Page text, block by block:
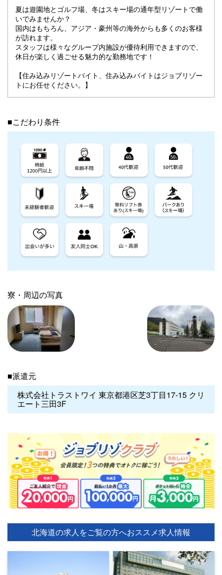
夏は遊園地とゴルフ場、冬はスキー場の通年型リゾートで働
いでみませんか？
国内はもちろん、アジア・豪州等の海外からも多くのお客様
が訪れます。
スタッフは様々なグループ内施設が優待利用できますので、
休日が楽しく過ごせる魅力的な勤務地です！
【住み込みリゾートバイト、住み込みバイトはジョブリゾー
トにお任せください。】
■こだわり条件
寮・周辺の写真
■派遣元
株式会社トラストワイ 東京都港区芝3丁目17-15 クリ
エート三田3F
北海道の求人をご覧の方へおススメ求人情報